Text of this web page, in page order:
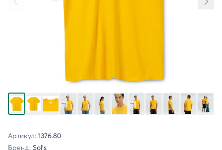
Артикул: 1376.80
Бренд: Sol's